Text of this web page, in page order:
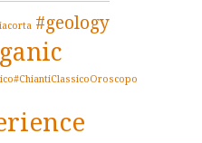
#geology